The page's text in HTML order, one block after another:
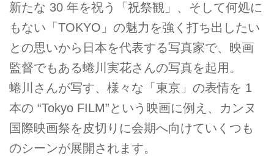
新たな 30 年を祝う「祝祭観」、そして何処に
もない「TOKYO」の魅力を強く打ち出したい
との思いから日本を代表する写真家で、映画
監督でもある蜷川実花さんの写真を起用。
蜷川さんが写す、様々な「東京」の表情を 1
本の “Tokyo FILM”という映画に例え、カンヌ
国際映画祭を皮切りに会期へ向けていくつも
のシーンが展開されます。